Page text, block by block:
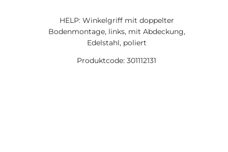
HELP: Winkelgriff mit doppelter
Bodenmontage, links, mit Abdeckung,
Edelstahl, poliert
Produktcode: 301112131